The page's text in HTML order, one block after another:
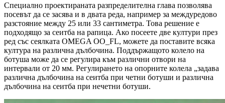
Специално проектираната разпределителна глава позволява
посевът да се засява и в двата реда, например за междуредово
разстояние между 25 или 33 сантиметра. Това решение е
подходящо за сеитба на рапица. Ако посеете две култури през
ред със сеялката OMEGA OO_FL, можете да поставите всяка
култура на различна дълбочина. Поддържащото колело на
ботуша може да се регулира към различни отвори на
интервали от 20 мм. Регулирането на опорните колела „задава
различна дълбочина на сеитба при четни ботуши и различна
дълбочина на сеитба при нечетни ботуши.